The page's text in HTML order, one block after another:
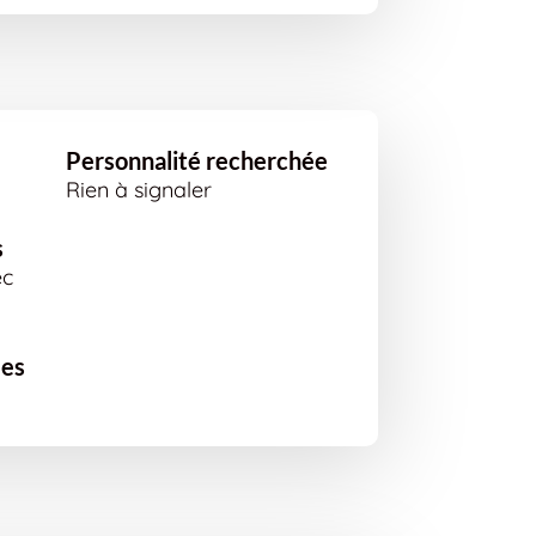
Personnalité recherchée
Rien à signaler